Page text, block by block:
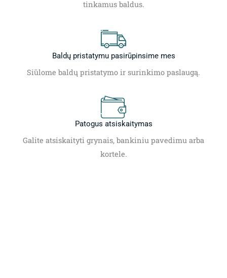
tinkamus baldus.
Baldų pristatymu pasirūpinsime mes
Siūlome baldų pristatymo ir surinkimo paslaugą.
Patogus atsiskaitymas
Galite atsiskaityti grynais, bankiniu pavedimu arba
kortele.